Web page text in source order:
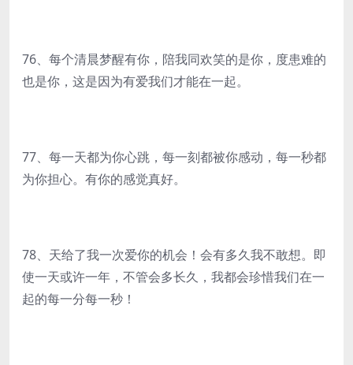
76、每个清晨梦醒有你，陪我同欢笑的是你，度患难的
也是你，这是因为有爱我们才能在一起。
77、每一天都为你心跳，每一刻都被你感动，每一秒都
为你担心。有你的感觉真好。
78、天给了我一次爱你的机会！会有多久我不敢想。即
使一天或许一年，不管会多长久，我都会珍惜我们在一
起的每一分每一秒！